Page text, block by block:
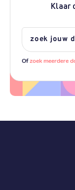
Klaar
Ofzoek meerdere